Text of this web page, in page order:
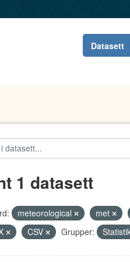
Datasett
1 datasett
meteorological met
CSV Grupper: